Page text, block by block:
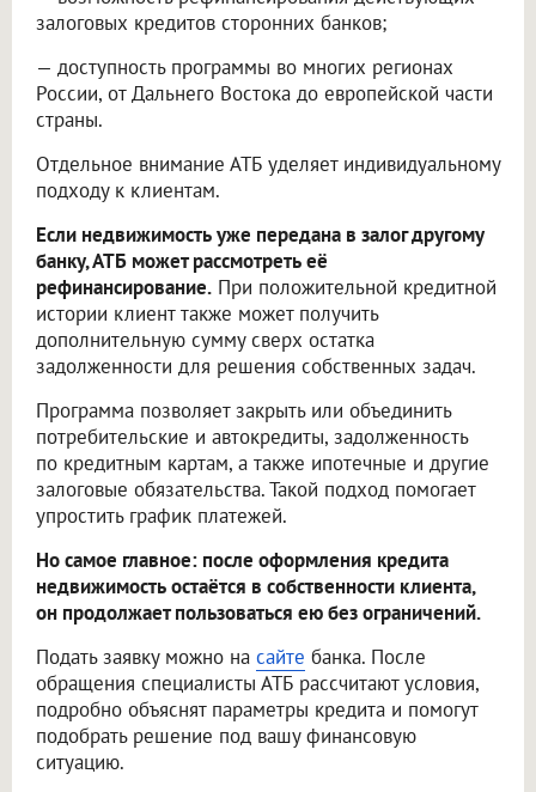
залоговых кредитов сторонних банков;
— доступность программы во многих регионах
России, от Дальнего Востока до европейской части
страны.
Отдельное внимание АТБ уделяет индивидуальному
подходу к клиентам.
Если недвижимость уже передана в залог другому
банку, АТБ может рассмотреть её
рефинансирование. При положительной кредитной
истории клиент также может получить
дополнительную сумму сверх остатка
задолженности для решения собственных задач.
Программа позволяет закрыть или объединить
потребительские и автокредиты, задолженность
по кредитным картам, а также ипотечные и другие
залоговые обязательства. Такой подход помогает
упростить график платежей.
Но самое главное: после оформления кредита
недвижимость остаётся в собственности клиента,
он продолжает пользоваться ею без ограничений.
Подать заявку можно на сайте банка. После
обращения специалисты АТБ рассчитают условия,
подробно объяснят параметры кредита и помогут
подобрать решение под вашу финансовую
ситуацию.